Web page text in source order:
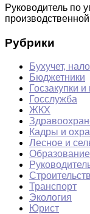
Руководитель по
Рубрики
Бухучет,
Бюджетники
Госзакупки
Госслужба
ЖКХ
Кадры и
Лесное и
Образование
Транспорт
Экология
Юрист